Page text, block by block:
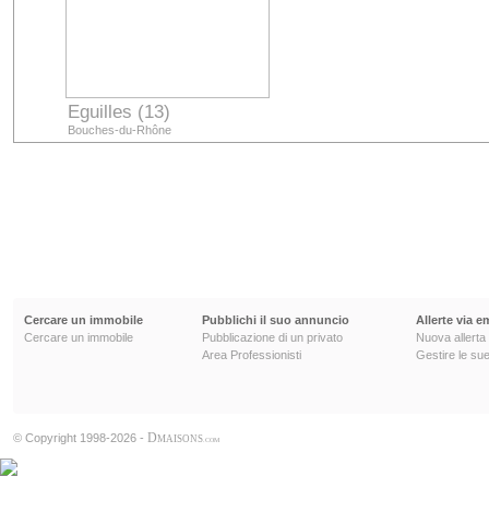
Eguilles (13)
Bouches-du-Rhône
Cercare un immobile
Cercare un immobile
Pubblichi il suo annuncio
Pubblicazione di un privato
Area Professionisti
Allerte via
Nuova allerta
Gestire le
© Copyright 1998-2026 - DMAISONS .COM